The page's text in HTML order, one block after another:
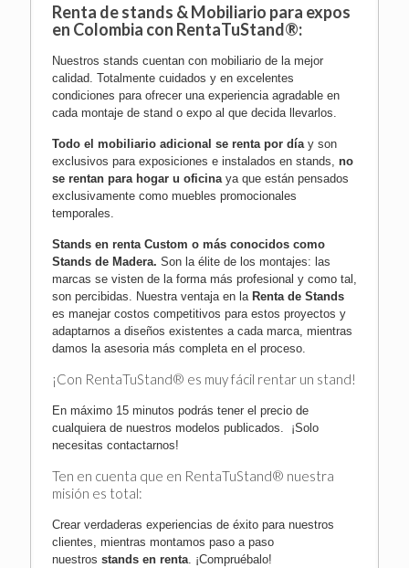
Renta de stands & Mobiliario para expos
en Colombia con RentaTuStand®:
Nuestros stands cuentan con mobiliario de la mejor
calidad. Totalmente cuidados y en excelentes
condiciones para ofrecer una experiencia agradable en
cada montaje de stand o expo al que decida llevarlos.
Todo el mobiliario adicional se renta por díay son
exclusivos para exposiciones e instalados en stands, no
se rentan para hogar u oficinaya que están pensados
exclusivamente como muebles promocionales
temporales.
Stands en renta Custom o más conocidos como
Stands de Madera. Son la élite de los montajes: las
marcas se visten de la forma más profesional y como tal,
son percibidas. Nuestra ventaja en la Renta de Stands
es manejar costos competitivos para estos proyectos y
adaptarnos a diseños existentes a cada marca, mientras
damos la asesoria más completa en el proceso.
¡Con RentaTuStand® es muy fácil rentar un stand!
En máximo 15 minutos podrás tener el precio de
cualquiera de nuestros modelos publicados. ¡Solo
necesitas contactarnos!
Ten en cuenta que en RentaTuStand® nuestra
misión es total:
Crear verdaderas experiencias de éxito para nuestros
clientes, mientras montamos paso a paso
nuestros stands en renta. ¡Compruébalo!